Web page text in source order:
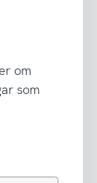
om
som